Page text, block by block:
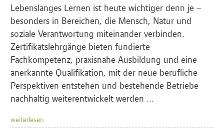
Lebenslanges Lernen ist heute wichtiger denn je –
besonders in Bereichen, die Mensch, Natur und
soziale Verantwortung miteinander verbinden.
Zertifikatslehrgänge bieten fundierte
Fachkompetenz, praxisnahe Ausbildung und eine
anerkannte Qualifikation, mit der neue berufliche
Perspektiven entstehen und bestehende Betriebe
nachhaltig weiterentwickelt werden ...
weiterlesen